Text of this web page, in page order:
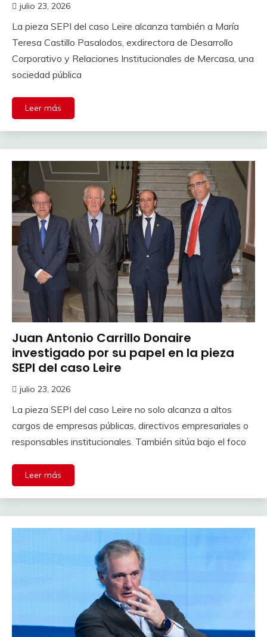
julio 23, 2026
La pieza SEPI del caso Leire alcanza también a María
Teresa Castillo Pasalodos, exdirectora de Desarrollo
Corporativo y Relaciones Institucionales de Mercasa, una
sociedad pública
Leer más
Juan Antonio Carrillo Donaire
investigado por su papel en la pieza
SEPI del caso Leire
julio 23, 2026
La pieza SEPI del caso Leire no solo alcanza a altos
cargos de empresas públicas, directivos empresariales o
responsables institucionales. También sitúa bajo el foco
Leer más